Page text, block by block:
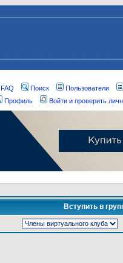
FAQ Поиск Пользователи
Профиль
Войти и проверить
Вступить в